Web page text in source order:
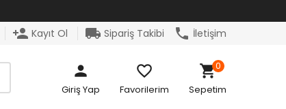
person_add Kayıt Ol local_shipping Sipariş Takibi phone İletişim
person
Giriş Yap
favorite_border
Favorilerim
shopping_cart
Sepetim
0